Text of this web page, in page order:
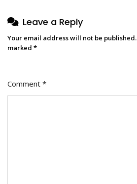
Leave a Reply
Your email address will not be published.
marked *
Comment *